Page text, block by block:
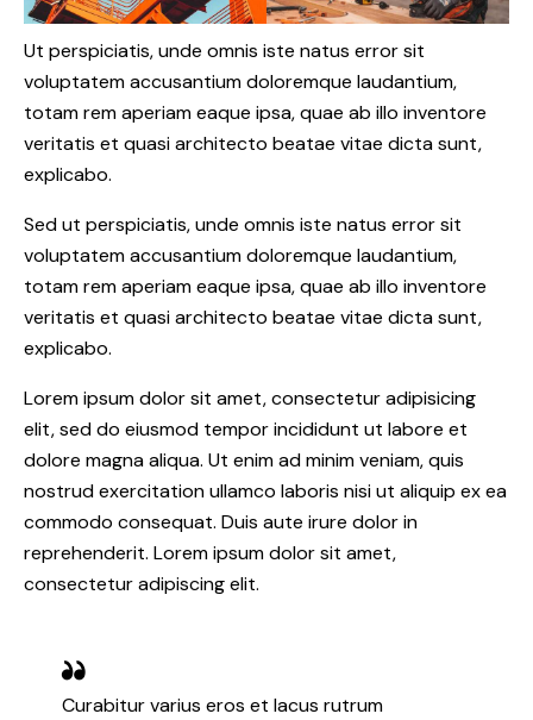
Ut perspiciatis, unde omnis iste natus error sit
voluptatem accusantium doloremque laudantium,
totam rem aperiam eaque ipsa, quae ab illo inventore
veritatis et quasi architecto beatae vitae dicta sunt,
explicabo.
Sed ut perspiciatis, unde omnis iste natus error sit
voluptatem accusantium doloremque laudantium,
totam rem aperiam eaque ipsa, quae ab illo inventore
veritatis et quasi architecto beatae vitae dicta sunt,
explicabo.
Lorem ipsum dolor sit amet, consectetur adipisicing
elit, sed do eiusmod tempor incididunt ut labore et
dolore magna aliqua. Ut enim ad minim veniam, quis
nostrud exercitation ullamco laboris nisi ut aliquip ex ea
commodo consequat. Duis aute irure dolor in
reprehenderit. Lorem ipsum dolor sit amet,
consectetur adipiscing elit.
Curabitur varius eros et lacus rutrum